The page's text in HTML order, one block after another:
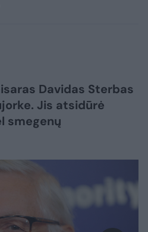
Davidas Sterbas
Jis atsidūrė
smegenų